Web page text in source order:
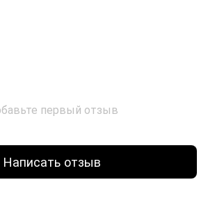
первый отзыв
Написать отзыв